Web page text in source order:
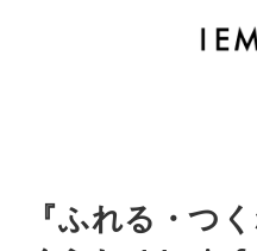
『ふれる・つ